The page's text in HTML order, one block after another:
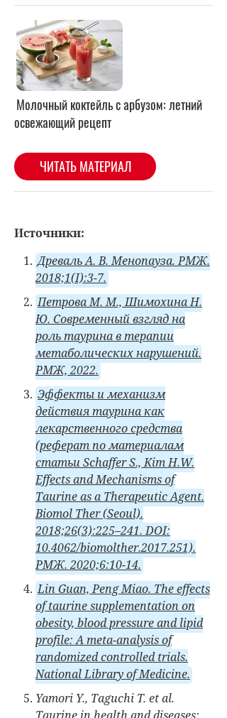
Источники:
Древаль А. В. Менопауза. РМЖ.
2018;1(I):3-7.
Петрова М. М., Шимохина Н.
Ю. Современный взгляд на
роль таурина в терапии
метаболических нарушений.
РМЖ, 2022.
Эффекты и механизм
действия таурина как
лекарственного средства
(реферат по материалам
статьи Schaffer S., Kim H.W.
Effects and Mecha­nisms of
Taurine as a Therapeutic Agent.
Biomol Ther (Seoul).
2018;26(3):225–241. DOI:
10.4062/biomolther.2017.251).
РМЖ. 2020;6:10-14.
Lin Guan, Peng Miao. The effects
of taurine supplementation on
obesity, blood pressure and lipid
profile: A meta-analysis of
randomized controlled trials.
National Library of Medicine.
Yamori Y., Taguchi T. et al.